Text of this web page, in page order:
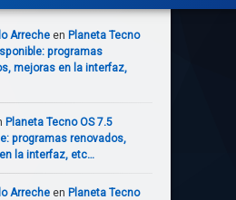
Arrecheen Planeta Tecno
programas
mejoras en la interfaz,
Planeta Tecno OS 7.5
programas renovados,
la interfaz, etc…
Arrecheen Planeta Tecno